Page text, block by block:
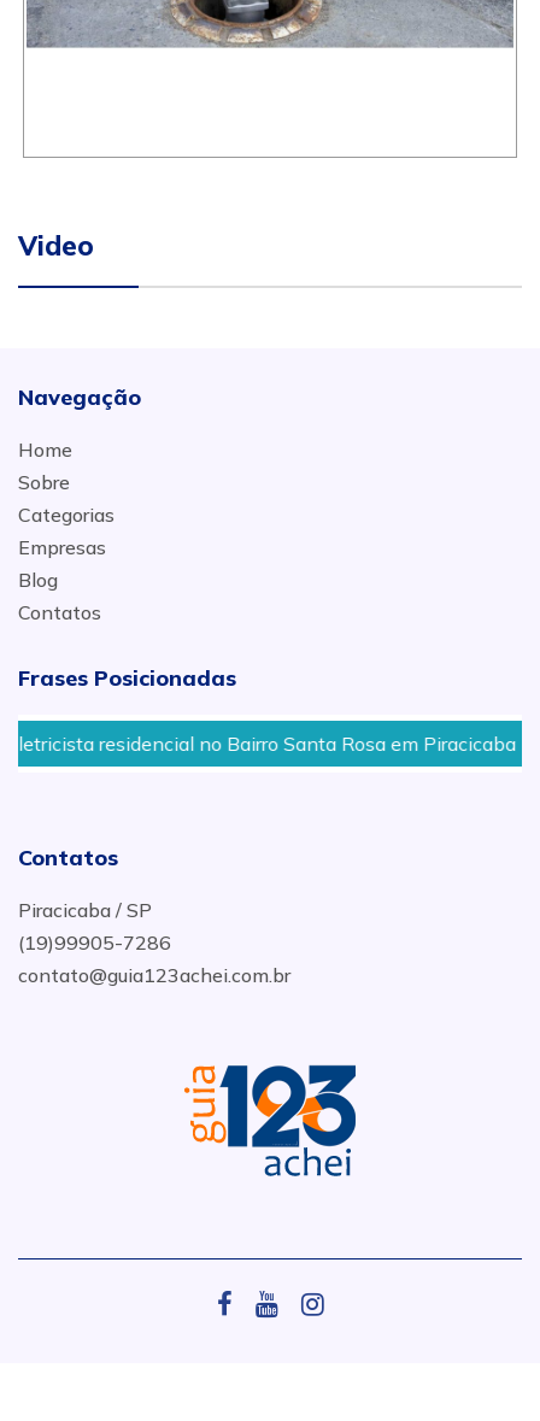
Video
Navegação
Home
Sobre
Categorias
Empresas
Blog
Contatos
Frases Posicionadas
residencial no Bairro Santa Rosa em Piracicaba - SP
Contatos
Piracicaba / SP
(19)99905-7286
contato@guia123achei.com.br